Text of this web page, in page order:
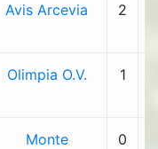
Avis Arcevia 2
Olimpia O.V. 1
Monte
0